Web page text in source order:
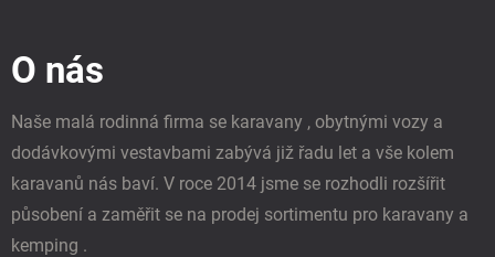
O nás
Naše malá rodinná firma se karavany , obytnými vozy a
dodávkovými vestavbami zabývá již řadu let a vše kolem
karavanů nás baví. V roce 2014 jsme se rozhodli rozšířit
působení a zaměřit se na prodej sortimentu pro karavany a
kemping .